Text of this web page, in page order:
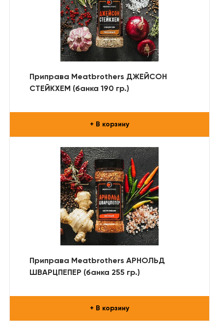
Приправа Meatbrothers ДЖЕЙСОН
СТЕЙКХЕМ (банка 190 гр.)
+ В корзину
Приправа Meatbrothers АРНОЛЬД
ШВАРЦПЕПЕР (банка 255 гр.)
+ В корзину